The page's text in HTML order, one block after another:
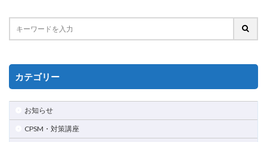
カテゴリー
お知らせ
CPSM・対策講座